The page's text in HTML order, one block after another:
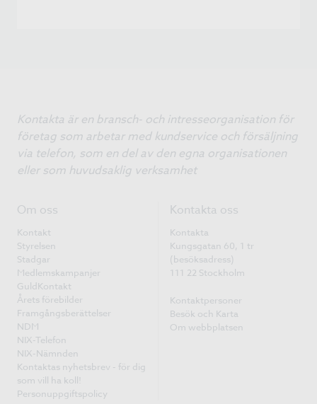
Kontakta är en bransch- och intresseorganisation för
företag som arbetar med kundservice och försäljning
via telefon, som en del av den egna organisationen
eller som huvudsaklig verksamhet
Om oss
Kontakt
Styrelsen
Stadgar
Medlemskampanjer
GuldKontakt
Årets förebilder
Framgångsberättelser
NDM
NIX-Telefon
NIX-Nämnden
Kontaktas nyhetsbrev - för dig
som vill ha koll!
Personuppgiftspolicy
Kontakta oss
Kontakta
Kungsgatan 60, 1 tr
(besöksadress)
111 22 Stockholm
Kontaktpersoner
Besök och Karta
Om webbplatsen